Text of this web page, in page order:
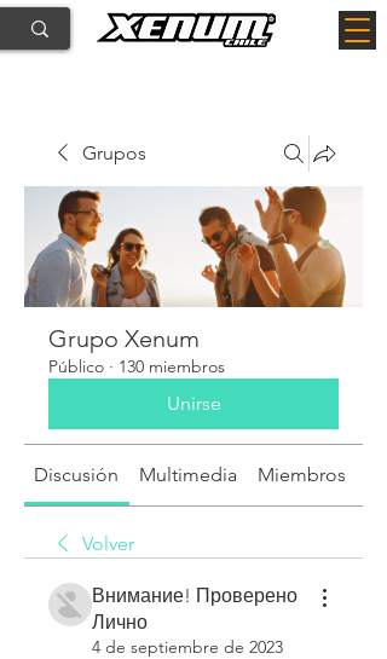
Grupos
Grupo Xenum
Público · 130 miembros
Unirse
Discusión Multimedia Miembros
Volver
Внимание! Проверено
Лично
4 de septiembre de 2023